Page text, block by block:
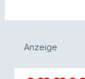
Anzeige